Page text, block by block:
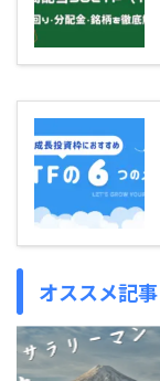
オススメ記事